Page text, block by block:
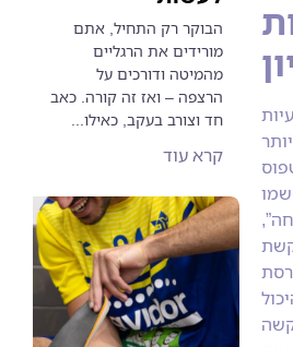
הבוקר רק התחיל, אתם
מורידים את הרגליים
מהמיטה ודורכים על
הרצפה – ואז זה קורה. כאב
חד וצורב בעקב, כאילו...
קרא עוד